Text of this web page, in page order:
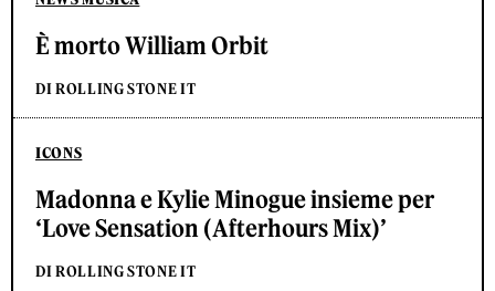
È morto William Orbit
DI ROLLING STONE IT
ICONS
Madonna e Kylie Minogue insieme per
‘Love Sensation (Afterhours Mix)’
DI ROLLING STONE IT